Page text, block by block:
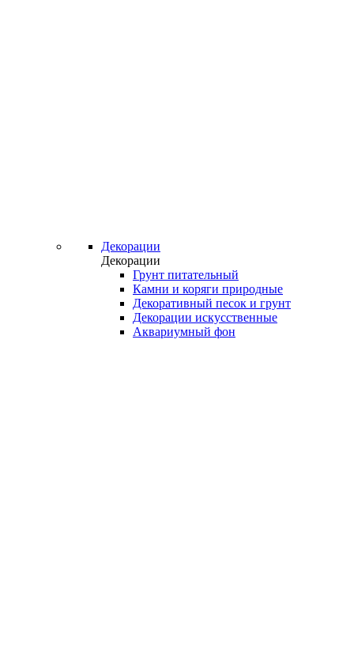
Декорации
Декорации
Грунт питательный
Камни и коряги природные
Декоративный песок и грунт
Декорации искусственные
Аквариумный фон